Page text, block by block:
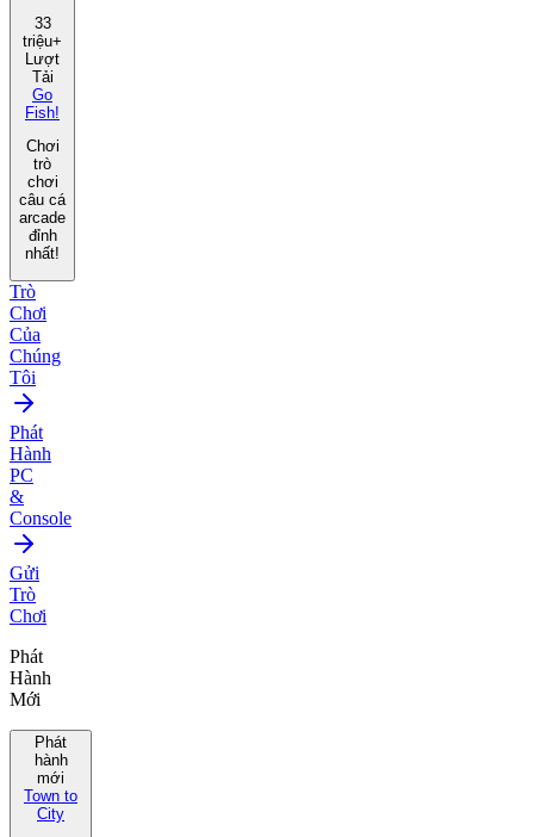
33
triệu+
Lượt
Tải
Go
Fish!
Chơi
trò
chơi
câu cá
arcade
đỉnh
nhất!
Trò
Chơi
Của
Chúng
Tôi
Phát
Hành
PC
&
Console
Gửi
Trò
Chơi
Phát
Hành
Mới
Phát
hành
mới
Town to
City